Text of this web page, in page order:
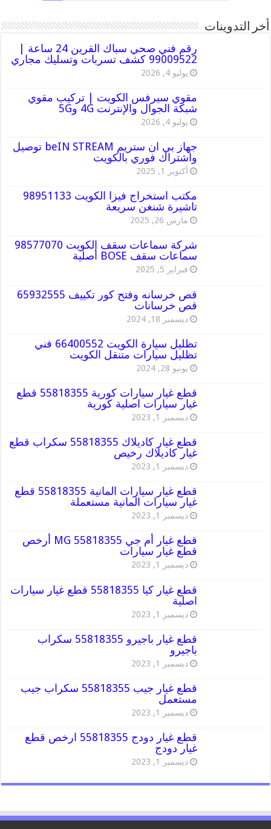
أخر التدوينات
رقم فني صحي سباك القرين 24 ساعة |
99009522 كشف تسربات وتسليك مجاري
يوليو 4, 2026
مقوي سيرفس الكويت | تركيب مقوي
شبكة الجوال والإنترنت 4G و5G
يوليو 4, 2026
جهاز بي ان ستريم beIN STREAM توصيل
واشتراك فوري بالكويت
أكتوبر 1, 2025
مكتب استخراج فيزا الكويت 98951133
تاشيرة شنغن سريعة
مارس 26, 2025
شركة سماعات سقف الكويت 98577070
سماعات سقف BOSE أصلية
فبراير 5, 2025
قص خرسانه وفتح كور تكييف 65932555
قص خرسانات
ديسمبر 18, 2024
تظليل سيارة الكويت 66400552 فني
تظليل سيارات متنقل الكويت
يونيو 28, 2024
قطع غيار سيارات كورية 55818355 قطع
غيار سيارات اصلية كورية
ديسمبر 1, 2023
قطع غيار كاديلاك 55818355 سكراب قطع
غيار كاديلاك رخيص
ديسمبر 1, 2023
قطع غيار سيارات المانية 55818355 قطع
غيار سيارات المانية مستعملة
ديسمبر 1, 2023
قطع غيار أم جي MG 55818355 أرخص
قطع غيار سيارات
ديسمبر 1, 2023
قطع غيار كيا 55818355 قطع غيار سيارات
اصلية
ديسمبر 1, 2023
قطع غيار باجيرو 55818355 سكراب
باجيرو
ديسمبر 1, 2023
قطع غيار جيب 55818355 سكراب جيب
مستعمل
ديسمبر 1, 2023
قطع غيار دودج 55818355 ارخص قطع
غيار دودج
ديسمبر 1, 2023